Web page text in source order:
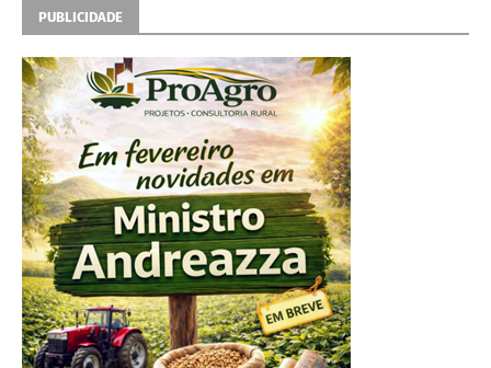
PUBLICIDADE